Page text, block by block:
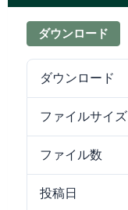
ダウンロード
ダウンロード
ファイルサイズ
ファイル数
投稿日